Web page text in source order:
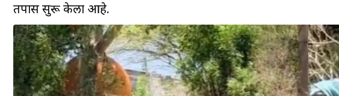
तपास सुरू केला आहे.